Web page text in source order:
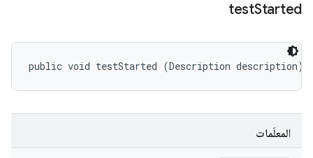
testStarted
public void testStarted (Description description)
المعلَمات